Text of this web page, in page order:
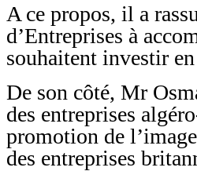
A ce propos, il a
d’Entreprises à
souhaitent investir
De son côté, Mr
des entreprises
promotion de
des entreprises